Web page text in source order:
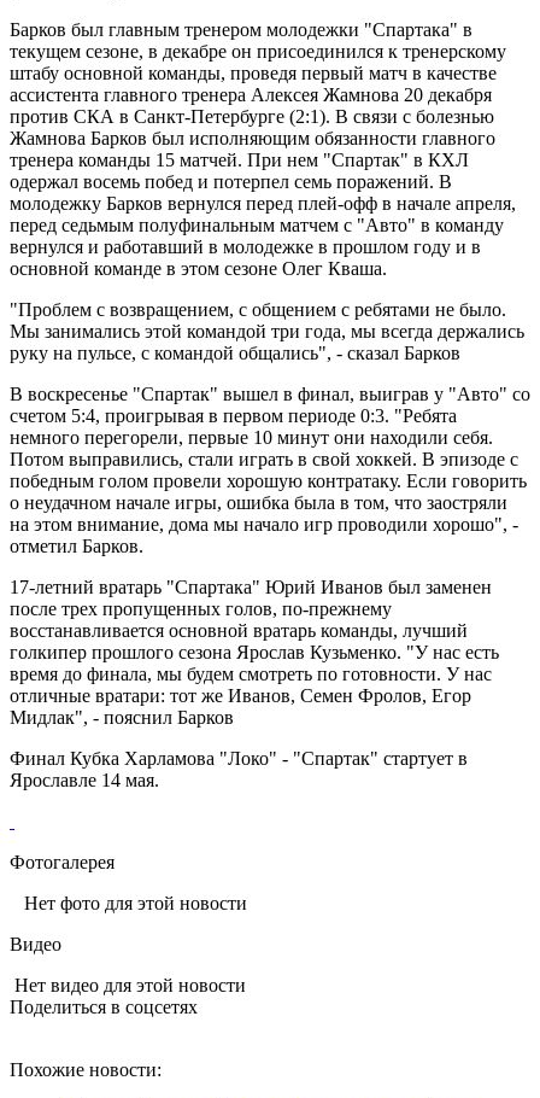
Барков был главным тренером молодежки "Спартака" в
текущем сезоне, в декабре он присоединился к тренерскому
штабу основной команды, проведя первый матч в качестве
ассистента главного тренера Алексея Жамнова 20 декабря
против СКА в Санкт-Петербурге (2:1). В связи с болезнью
Жамнова Барков был исполняющим обязанности главного
тренера команды 15 матчей. При нем "Спартак" в КХЛ
одержал восемь побед и потерпел семь поражений. В
молодежку Барков вернулся перед плей-офф в начале апреля,
перед седьмым полуфинальным матчем с "Авто" в команду
вернулся и работавший в молодежке в прошлом году и в
основной команде в этом сезоне Олег Кваша.
"Проблем с возвращением, с общением с ребятами не было.
Мы занимались этой командой три года, мы всегда держались
руку на пульсе, с командой общались", - сказал Барков
В воскресенье "Спартак" вышел в финал, выиграв у "Авто" со
счетом 5:4, проигрывая в первом периоде 0:3. "Ребята
немного перегорели, первые 10 минут они находили себя.
Потом выправились, стали играть в свой хоккей. В эпизоде с
победным голом провели хорошую контратаку. Если говорить
о неудачном начале игры, ошибка была в том, что заостряли
на этом внимание, дома мы начало игр проводили хорошо", -
отметил Барков.
17-летний вратарь "Спартака" Юрий Иванов был заменен
после трех пропущенных голов, по-прежнему
восстанавливается основной вратарь команды, лучший
голкипер прошлого сезона Ярослав Кузьменко. "У нас есть
время до финала, мы будем смотреть по готовности. У нас
отличные вратари: тот же Иванов, Семен Фролов, Егор
Мидлак", - пояснил Барков
Финал Кубка Харламова "Локо" - "Спартак" стартует в
Ярославле 14 мая.
Фотогалерея
Нет фото для этой новости
Видео
Нет видео для этой новости
Поделиться в соцсетях
Похожие новости: